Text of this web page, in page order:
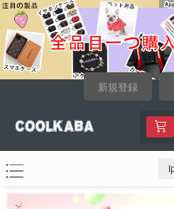
新規登録